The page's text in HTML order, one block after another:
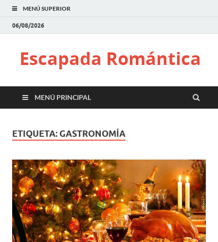
MENÚ SUPERIOR
06/08/2026
Escapada Romántica
MENÚ PRINCIPAL
ETIQUETA: GASTRONOMÍA